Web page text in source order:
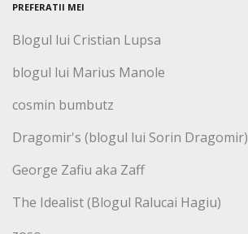
PREFERATII MEI
Blogul lui Cristian Lupsa
blogul lui Marius Manole
cosmin bumbutz
Dragomir's (blogul lui Sorin Dragomir)
George Zafiu aka Zaff
The Idealist (Blogul Ralucai Hagiu)